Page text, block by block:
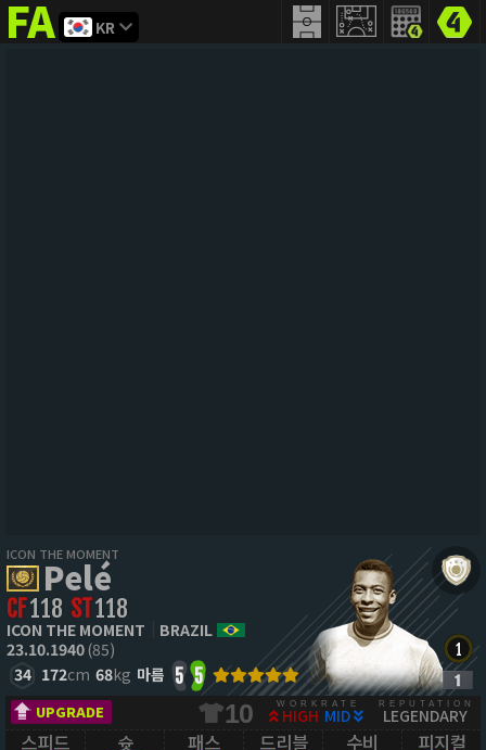
FIFAaddict
KR
ICON THE MOMENT
Pelé
CF118 ST118
ICON THE MOMENT
BRAZIL
23.10.1940(85)
34 172cm 68kg 마름 5 5
UPGRADE 10 WORKRATE
HIGH MID
REPUTATION
LEGENDARY
스피드 슛 패스 드리블 수비 피지컬